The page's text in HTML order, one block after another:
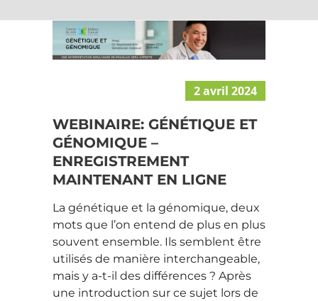
2 avril 2024
WEBINAIRE: GÉNÉTIQUE ET
GÉNOMIQUE –
ENREGISTREMENT
MAINTENANT EN LIGNE
La génétique et la génomique, deux
mots que l’on entend de plus en plus
souvent ensemble. Ils semblent être
utilisés de manière interchangeable,
mais y a-t-il des différences ? Après
une introduction sur ce sujet lors de